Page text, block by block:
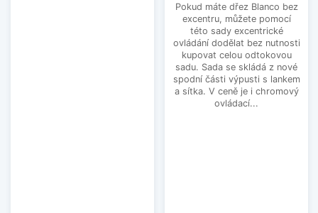
Pokud máte dřez Blanco bez
excentru, můžete pomocí
této sady excentrické
ovládání dodělat bez nutnosti
kupovat celou odtokovou
sadu. Sada se skládá z nové
spodní části výpusti s lankem
a sítka. V ceně je i chromový
ovládací...